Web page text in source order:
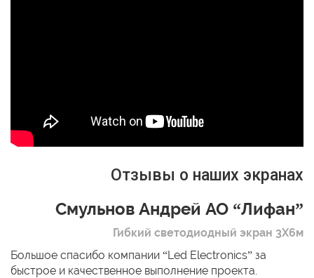
Отзывы о наших экранах
Смульнов Андрей АО “Лифан”
Гибкий светодиодный экран 3Х6м
Большое спасибо компании “Led Electronics” за
быстрое и качественное выполнение проекта.